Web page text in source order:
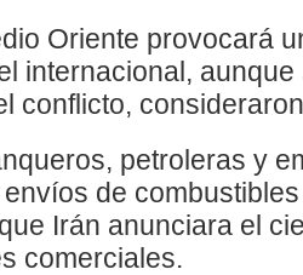
Oriente provocará
internacional,
conflicto,
petroleras y
de
Irán anunciara el
comerciales.